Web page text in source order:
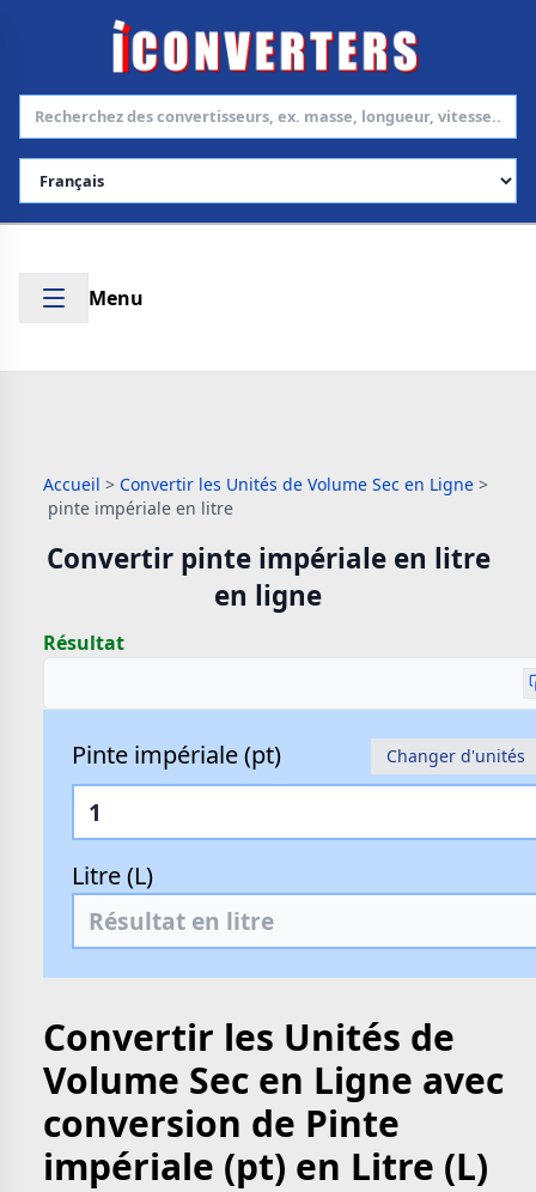
Choisir la langue
Menu
Accueil > Convertir les Unités de Volume Sec en Ligne >
pinte impériale en litre
Convertir pinte impériale en litre
en ligne
Résultat
Pinte impériale (pt) Changer d'unités
Litre (L)
Convertir les Unités de
Volume Sec en Ligne avec
conversion de Pinte
impériale (pt) en Litre (L)